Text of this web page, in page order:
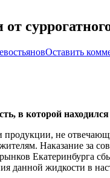
Оставить
в которой
не
Наказание за
Екатеринбурга
данной жидкости в